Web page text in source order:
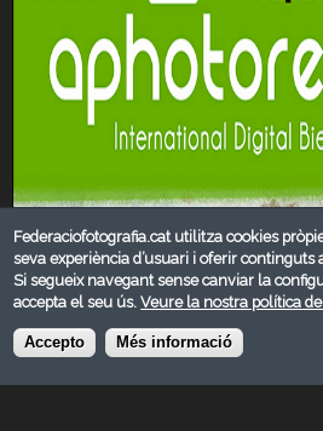
Federaciofotografia.cat utilitza cookies
seva experiència d’usuari i oferir continguts
Si segueix navegant sense canviar la
accepta el seu ús.Veure la nostra política
Accepto Més informació